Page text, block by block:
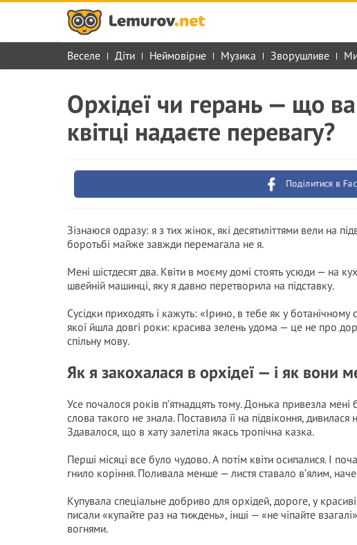
Веселе Діти Неймовірне Музика Зворушливе
Орхідеї чи герань — що
квітці надаєте перевагу?
Поділитися в
Зізнаюся одразу: я з тих жінок, які десятиліттями вели на
боротьбі майже завжди перемагала не я.
Мені шістдесят два. Квіти в моєму домі стоять усюди — на
швейній машинці, яку я давно перетворила на підставку.
Сусідки приходять і кажуть: «Ірино, в тебе як у
якої йшла довгі роки: красива зелень удома — це не про
спільну мову.
Як я закохалася в орхідеї — і як вони
Усе почалося років п’ятнадцять тому. Донька привезла
слова такого не знала. Поставила її на підвіконня,
Здавалося, що в хату залетіла якась тропічна казка.
Перші місяці все було чудово. А потім квіти осипалися. І
гнило коріння. Поливала менше — листя ставало в’ялим, наче
Купувала спеціальне добриво для орхідей, дороге, у
писали «купайте раз на тиждень», інші — «не чіпайте
вогнями.